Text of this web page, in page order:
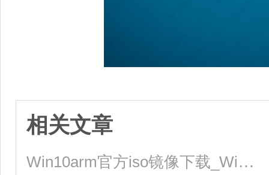
相关文章
Win10arm官方iso镜像下载_Win10arm版镜像64位下载